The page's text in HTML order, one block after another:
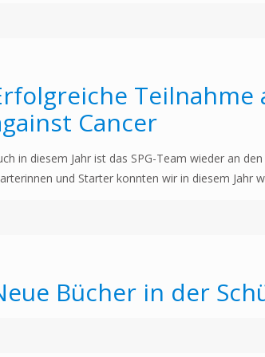
Teilnahme
Cancer
in diesem Jahr ist das SPG-Team wieder an
und Starter konnten wir in diesem Jahr
Bücher in der